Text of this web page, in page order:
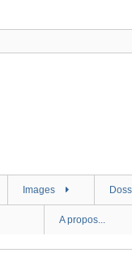
Images
A propos...